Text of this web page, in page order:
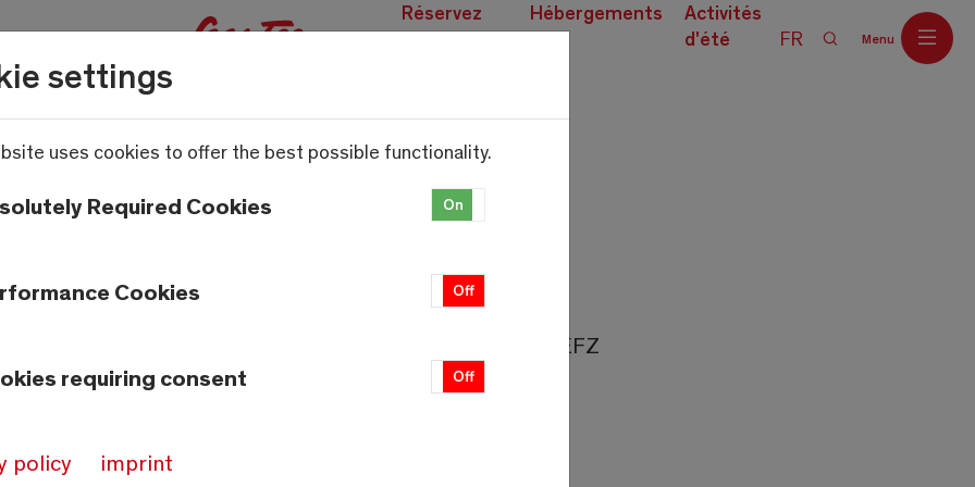
Réservez
des
Hébergements
Activités
d'été
FR Menu
frau EFZ
ein/e Lernende/r Detailhandelsfachmann-/frau EFZ
settings
uses cookies to offer the best possible functionality.
Required Cookies On
Cookies Off
requiring consent Off
policy imprint